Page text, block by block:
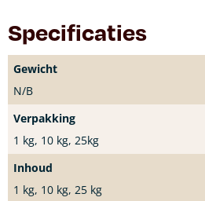
Specificaties
Gewicht
N/B
Verpakking
1 kg, 10 kg, 25kg
Inhoud
1 kg, 10 kg, 25 kg